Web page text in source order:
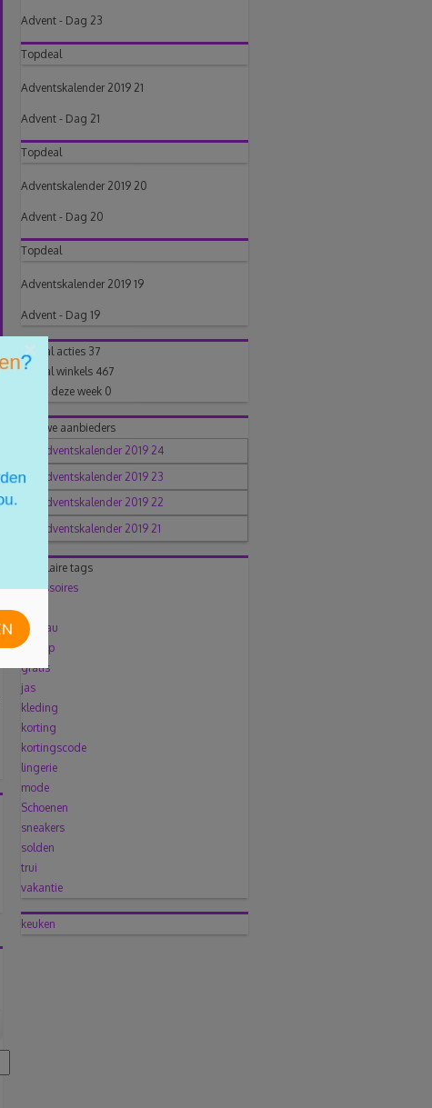
Advent - Dag 23
Topdeal
Adventskalender 2019 21
Advent - Dag 21
Topdeal
Adventskalender 2019 20
Advent - Dag 20
Topdeal
Adventskalender 2019 19
Advent - Dag 19
Aantal acties 37
Aantal winkels 467
Posts deze week 0
Nieuwe aanbieders
Populaire tags
accessoires
cadeau
citytrip
gratis
jas
kleding
korting
kortingscode
lingerie
mode
Schoenen
sneakers
solden
trui
vakantie
keuken
×